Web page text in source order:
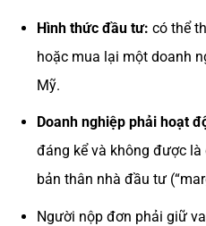
Hình thức đầu tư: có thể
hoặc mua lại một doanh
Mỹ.
Doanh nghiệp phải hoạt
đáng kể và không được
bản thân nhà đầu tư
Người nộp đơn phải giữ